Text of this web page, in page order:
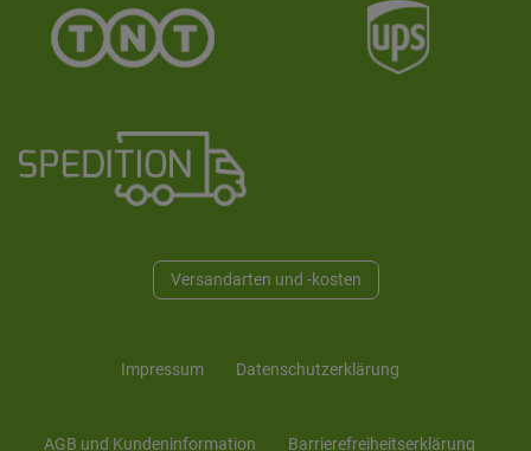
Versandarten und -kosten
Impressum Daten­schutz­erklärung
AGB und Kunden­information Barrierefreiheitserklärung